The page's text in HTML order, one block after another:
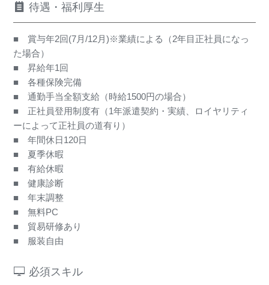
待遇・福利厚生
■ 賞与年2回(7月/12月)※業績による（2年目正社員になっ
た場合）
■ 昇給年1回
■ 各種保険完備
■ 通勤手当全額支給（時給1500円の場合）
■ 正社員登用制度有（1年派遣契約・実績、ロイヤリティ
ーによって正社員の道有り）
■ 年間休日120日
■ 夏季休暇
■ 有給休暇
■ 健康診断
■ 年末調整
■ 無料PC
■ 貿易研修あり
■ 服装自由
必須スキル